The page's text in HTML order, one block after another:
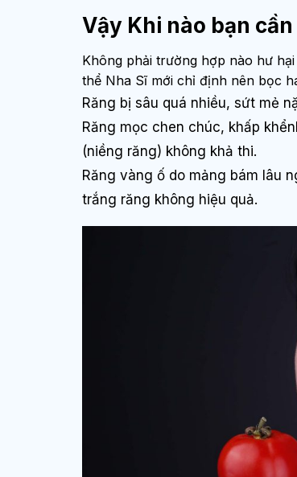
Vậy Khi nào bạn cần
Không phải trường hợp nào hư
thể Nha Sĩ mới chỉ định nên bọc
Răng bị sâu quá nhiều, sứt mẻ
Răng mọc chen chúc, khấp
(niềng răng) không khả thi.
Răng vàng ố do mảng bám lâu
trắng răng không hiệu quả.